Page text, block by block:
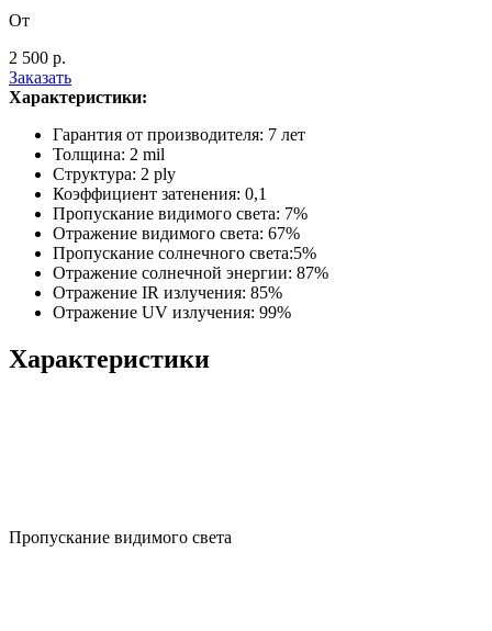
От
2 500 р.
Заказать
Характеристики:
Гарантия от производителя: 7 лет
Толщина: 2 mil
Структура: 2 ply
Коэффициент затенения: 0,1
Пропускание видимого света: 7%
Отражение видимого света: 67%
Пропускание солнечного света:5%
Отражение солнечной энергии: 87%
Отражение IR излучения: 85%
Отражение UV излучения: 99%
Характеристики
Пропускание видимого света